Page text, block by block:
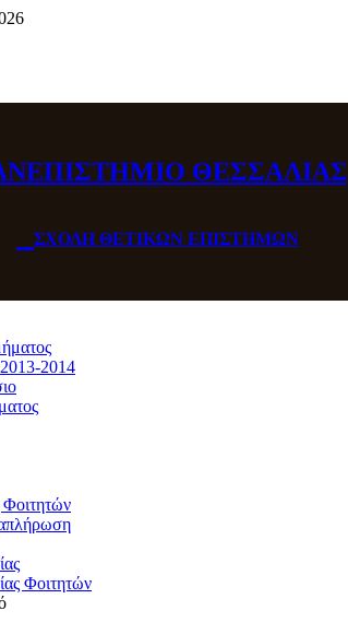
ΘΕΣΣΑΛΙΑΣ
ΣΧΟΛΗ ΘΕΤΙΚΩΝ ΕΠΙΣΤΗΜΩΝ
2014
Φοιτητών
Φοιτητών